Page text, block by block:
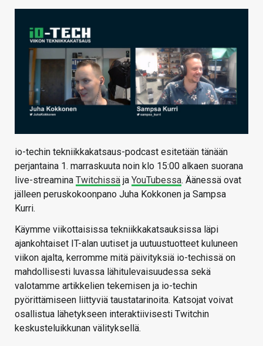
VAIHDA TEEMA
HAKU
io-techin tekniikkakatsaus-podcast esitetään tänään
perjantaina 1. marraskuuta noin klo 15:00 alkaen suorana
live-streamina Twitchissä ja YouTubessa. Äänessä ovat
jälleen peruskokoonpano Juha Kokkonen ja Sampsa
Kurri.
Käymme viikottaisissa tekniikkakatsauksissa läpi
ajankohtaiset IT-alan uutiset ja uutuustuotteet kuluneen
viikon ajalta, kerromme mitä päivityksiä io-techissä on
mahdollisesti luvassa lähitulevaisuudessa sekä
valotamme artikkelien tekemisen ja io-techin
pyörittämiseen liittyviä taustatarinoita. Katsojat voivat
osallistua lähetykseen interaktiivisesti Twitchin
keskusteluikkunan välityksellä.